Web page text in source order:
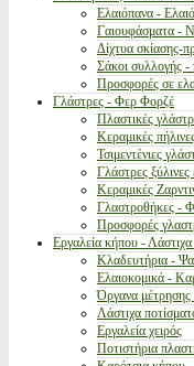
Ελαιόπανα -
Γαιουφάσματα -
Δίχτυα σκίασης-
Σάκοι συλλογής -
Προσφορές σε
Γλάστρες - Φερ Φορζέ
Πλαστικές
Κεραμικές
Τσιμεντένιες
Γλάστρες ξύλινες
Κεραμικές
Γλαστροθήκες -
Προσφορές
Εργαλεία κήπου -
Κλαδευτήρια -
Ελαιοκομικά -
Όργανα
Λάστιχα
Εργαλεία χειρός
Ποτιστήρια